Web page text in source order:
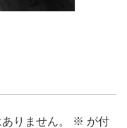
りません。 ※ が付